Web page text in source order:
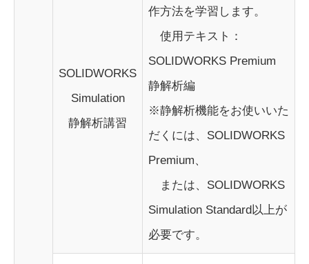
SOLIDWORKS
Simulation
静解析講習
作方法を学習します。
使用テキスト：
SOLIDWORKS Premium
静解析編
※静解析機能をお使いいた
だくには、SOLIDWORKS
Premium、
または、SOLIDWORKS
Simulation Standard以上が
必要です。